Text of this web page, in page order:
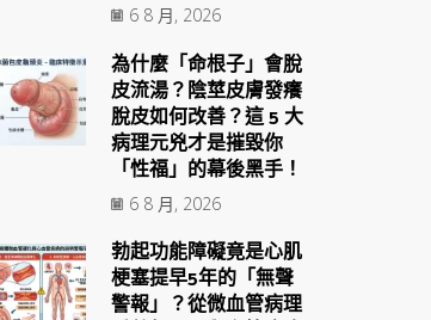
6 8 月, 2026
為什麼「命根子」會脫
皮流湯？陰莖皮膚發癢
脫皮如何改善？這 5 大
病理元兇才是摧毀你
「性福」的幕後黑手！
6 8 月, 2026
勃起功能障礙竟是心肌
梗塞提早5年的「無聲
警報」？從微血管病理